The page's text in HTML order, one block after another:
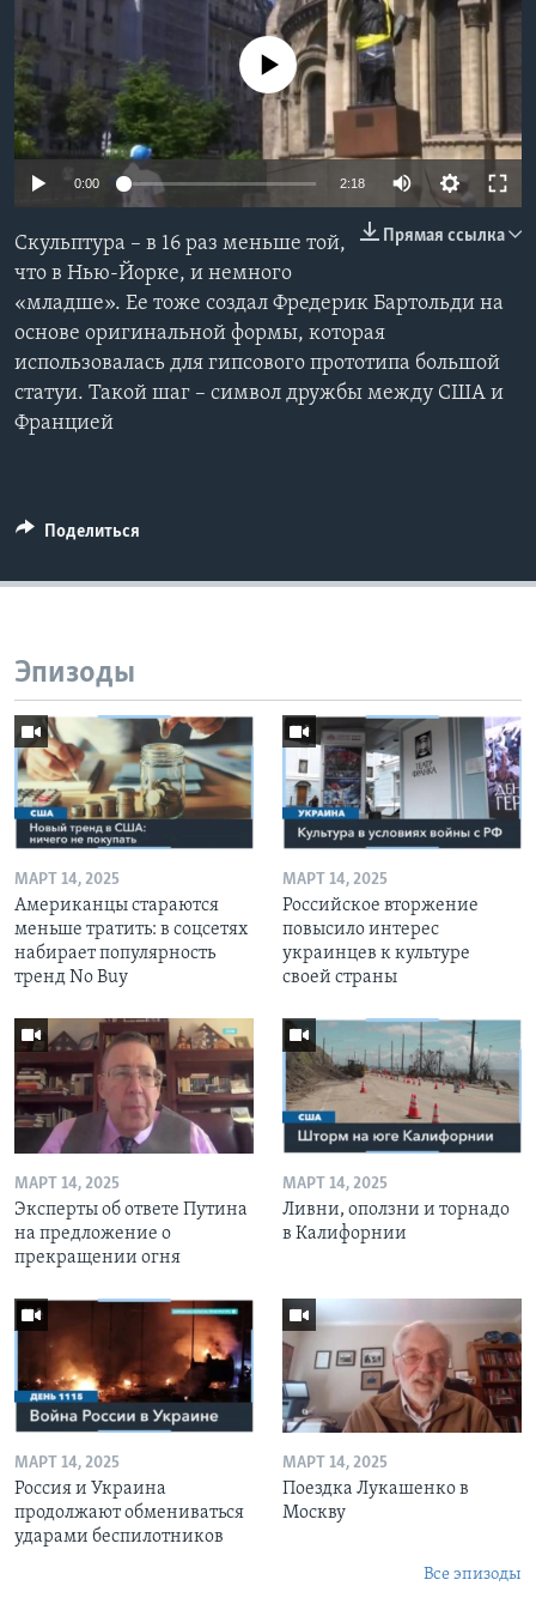
Learning English
СОЦИАЛЬНЫЕ СЕТИ
No media source currently available
0:00 2:18
Прямая ссылка
Скульптура – в 16 раз меньше той,
что в Нью-Йорке, и немного
«младше». Ее тоже создал Фредерик Бартольди на
основе оригинальной формы, которая
использовалась для гипсового прототипа большой
статуи. Такой шаг – символ дружбы между США и
Францией
Поделиться
Эпизоды
МАРТ 14, 2025
Американцы стараются
меньше тратить: в соцсетях
набирает популярность
тренд No Buy
МАРТ 14, 2025
Российское вторжение
повысило интерес
украинцев к культуре
своей страны
МАРТ 14, 2025
Эксперты об ответе Путина
на предложение о
прекращении огня
МАРТ 14, 2025
Ливни, оползни и торнадо
в Калифорнии
МАРТ 14, 2025
Россия и Украина
продолжают обмениваться
ударами беспилотников
МАРТ 14, 2025
Поездка Лукашенко в
Москву
Все эпизоды